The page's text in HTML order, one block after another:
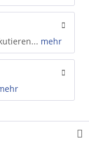
mehr